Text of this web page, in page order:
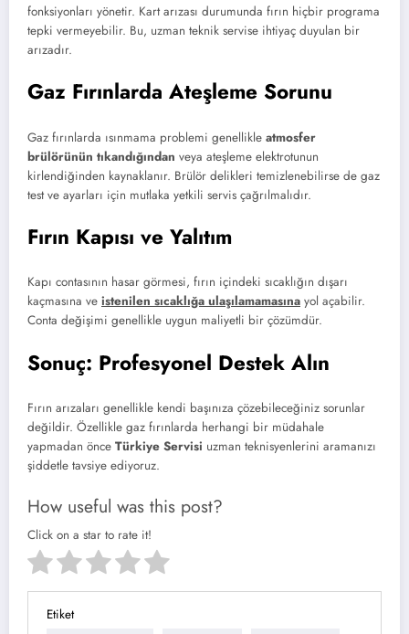
fonksiyonları yönetir. Kart arızası durumunda fırın hiçbir programa
tepki vermeyebilir. Bu, uzman teknik servise ihtiyaç duyulan bir
arızadır.
Gaz Fırınlarda Ateşleme Sorunu
Gaz fırınlarda ısınmama problemi genellikle atmosfer
brülörünün tıkandığından veya ateşleme elektrotunun
kirlendiğinden kaynaklanır. Brülör delikleri temizlenebilirse de gaz
test ve ayarları için mutlaka yetkili servis çağrılmalıdır.
Fırın Kapısı ve Yalıtım
Kapı contasının hasar görmesi, fırın içindeki sıcaklığın dışarı
kaçmasına ve istenilen sıcaklığa ulaşılamamasına yol açabilir.
Conta değişimi genellikle uygun maliyetli bir çözümdür.
Sonuç: Profesyonel Destek Alın
Fırın arızaları genellikle kendi başınıza çözebileceğiniz sorunlar
değildir. Özellikle gaz fırınlarda herhangi bir müdahale
yapmadan önce Türkiye Servisi uzman teknisyenlerini aramanızı
şiddetle tavsiye ediyoruz.
How useful was this post?
Click on a star to rate it!
Etiket